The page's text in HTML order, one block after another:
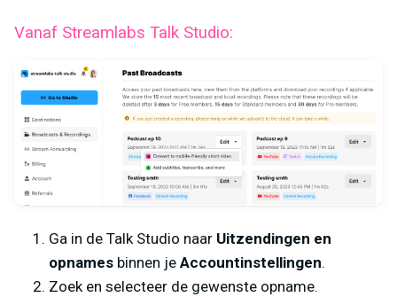
Vanaf Streamlabs Talk Studio:
Ga in de Talk Studio naar Uitzendingen en
opnames binnen je Accountinstellingen.
Zoek en selecteer de gewenste opname.